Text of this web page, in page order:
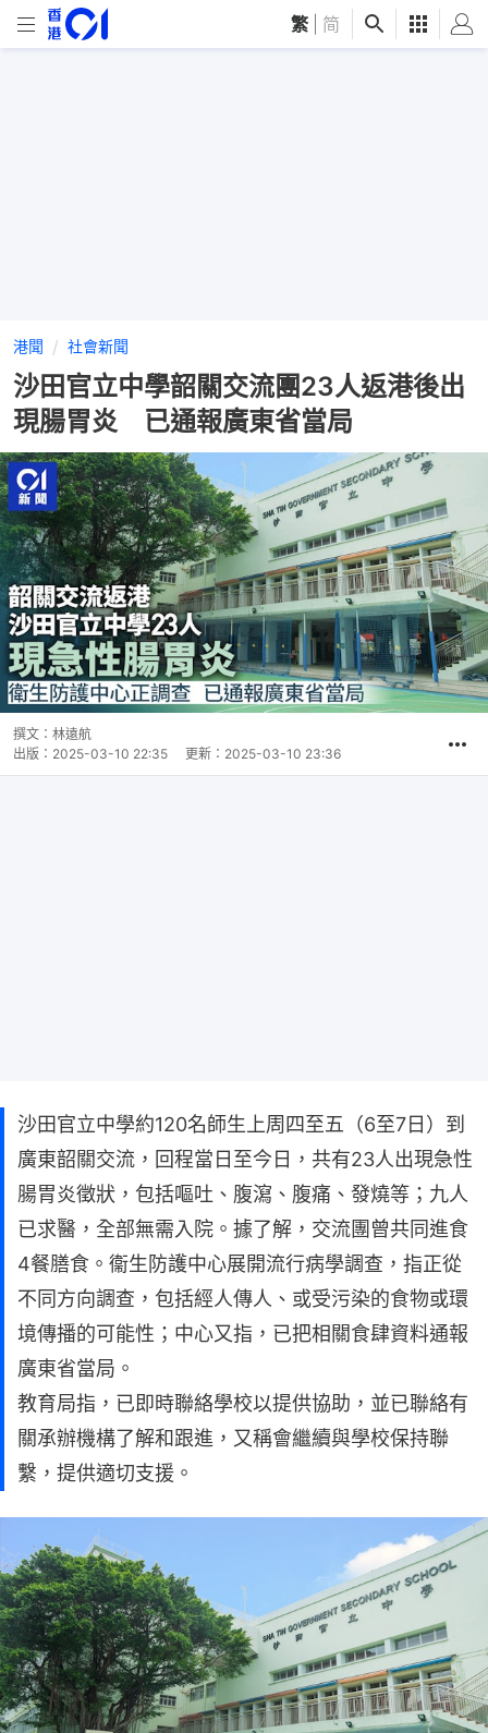
繁 简
港聞 社會新聞
沙田官立中學韶關交流團23人返港後出
現腸胃炎 已通報廣東省當局
撰文： 林遠航
出版： 2025-03-10 22:35 更新： 2025-03-10 23:36
沙田官立中學約120名師生上周四至五（6至7日）到
廣東韶關交流，回程當日至今日，共有23人出現急性
腸胃炎徵狀，包括嘔吐、腹瀉、腹痛、發燒等；九人
已求醫，全部無需入院。據了解，交流團曾共同進食
4餐膳食。衞生防護中心展開流行病學調查，指正從
不同方向調查，包括經人傳人、或受污染的食物或環
境傳播的可能性；中心又指，已把相關食肆資料通報
廣東省當局。
教育局指，已即時聯絡學校以提供協助，並已聯絡有
關承辦機構了解和跟進，又稱會繼續與學校保持聯
繫，提供適切支援。